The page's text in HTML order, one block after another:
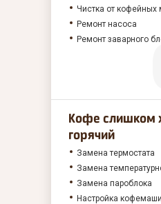
Чистка от кофейных
Ремонт насоса
Ремонт заварного
Кофе слишком
горячий
Замена термостата
Замена
Замена пароблока
Настройка